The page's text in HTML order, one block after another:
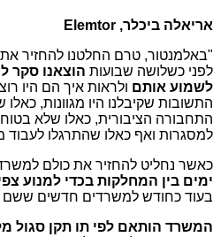
אריאלה ביכלר, Elemtor
"באלמנטור, טרם החלטנו להחזיר
לפני כשלושה שבועות הוצאנו סקר
לשמוע אותם ולראות איך הם היו
התשובות שקיבלנו היו מגוונות,
התחבורה הציבורית, כאלו שלא
למסגרות ואף כאלו שהתרגלו לעבוד
כאשר נחליט להחזיר את כולם
ימים בין המחלקות בכדי למנוע
בעוד כחודש למשרדים חדשים ששם
המשרד הותאם לפי תו תקן סגול